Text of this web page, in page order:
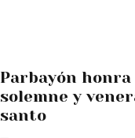
Parbayón
solemne y
santo